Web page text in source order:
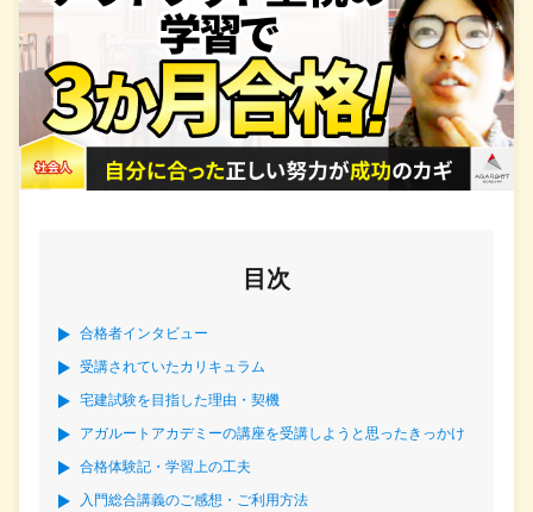
目次
合格者インタビュー
受講されていたカリキュラム
宅建試験を目指した理由・契機
アガルートアカデミーの講座を受講しようと思ったきっかけ
合格体験記・学習上の工夫
入門総合講義のご感想・ご利用方法